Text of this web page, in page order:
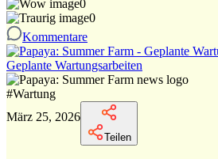
0
0
Kommentare
Geplante Wartungsarbeiten
#Wartung
März 25, 2026
Teilen